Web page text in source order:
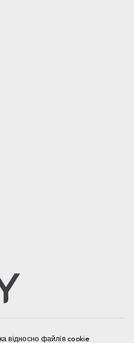
відносно файлів cookie